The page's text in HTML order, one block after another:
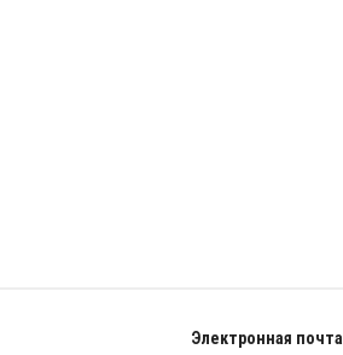
Электронная почта